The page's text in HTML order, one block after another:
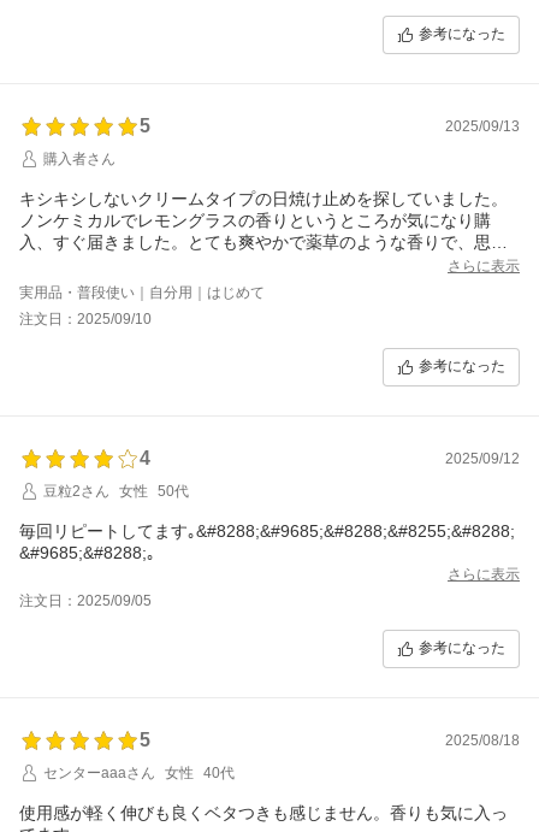
参考になった
5
2025/09/13
購入者さん
キシキシしないクリームタイプの日焼け止めを探していました。
ノンケミカルでレモングラスの香りというところが気になり購
入、すぐ届きました。とても爽やかで薬草のような香りで、思っ
ていたレモングラスの香りとは違ったけど好きな香りです。使用
感はよく伸びるクリームでさらっと使えました。白くならなくて
使いやすいと思います。
さらに表示
実用品・普段使い｜自分用｜はじめて
注文日：2025/09/10
参考になった
4
2025/09/12
豆粒2さん
女性 50代
毎回リピートしてます｡&#8288;&#9685;&#8288;&#8255;&#8288;
&#9685;&#8288;｡
さらに表示
注文日：2025/09/05
参考になった
5
2025/08/18
センターaaaさん
女性 40代
使用感が軽く伸びも良くベタつきも感じません。香りも気に入っ